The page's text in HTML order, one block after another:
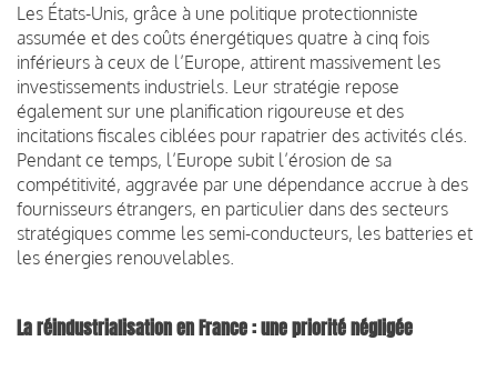
Les États-Unis, grâce à une politique protectionniste
assumée et des coûts énergétiques quatre à cinq fois
inférieurs à ceux de l’Europe, attirent massivement les
investissements industriels. Leur stratégie repose
également sur une planification rigoureuse et des
incitations fiscales ciblées pour rapatrier des activités clés.
Pendant ce temps, l’Europe subit l’érosion de sa
compétitivité, aggravée par une dépendance accrue à des
fournisseurs étrangers, en particulier dans des secteurs
stratégiques comme les semi-conducteurs, les batteries et
les énergies renouvelables.
La réindustrialisation en France : une priorité négligée